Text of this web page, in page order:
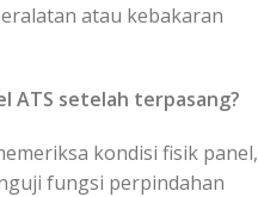
atau kebakaran
ATS setelah terpasang?
kondisi fisik panel,
fungsi perpindahan